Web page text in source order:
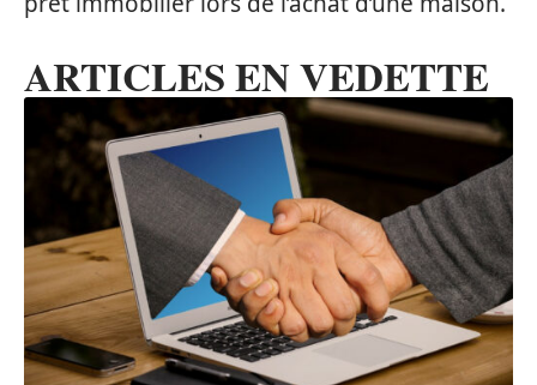
ARTICLES EN VEDETTE